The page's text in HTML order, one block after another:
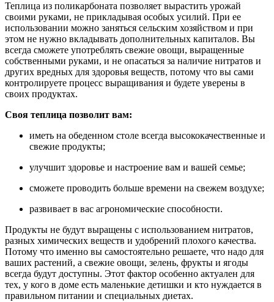
Теплица из поликарбоната позволяет вырастить урожай
своими руками, не прикладывая особых усилий. При ее
использовании можно заняться сельским хозяйством и при
этом не нужно вкладывать дополнительных капиталов. Вы
всегда сможете употреблять свежие овощи, выращенные
собственными руками, и не опасаться за наличие нитратов и
других вредных для здоровья веществ, потому что вы сами
контролируете процесс выращивания и будете уверены в
своих продуктах.
Своя теплица позволит вам:
иметь на обеденном столе всегда высококачественные и
свежие продукты;
улучшит здоровье и настроение вам и вашей семье;
сможете проводить больше времени на свежем воздухе;
развивает в вас агрономические способности.
Продукты не будут выращены с использованием нитратов,
разных химических веществ и удобрений плохого качества.
Потому что именно вы самостоятельно решаете, что надо для
ваших растений, а свежие овощи, зелень, фрукты и ягоды
всегда будут доступны. Этот фактор особенно актуален для
тех, у кого в доме есть маленькие детишки и кто нуждается в
правильном питании и специальных диетах.